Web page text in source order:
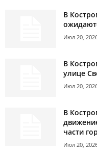
В
Июл 20,
В
улице
Июл 20,
В
части
Июл 20,